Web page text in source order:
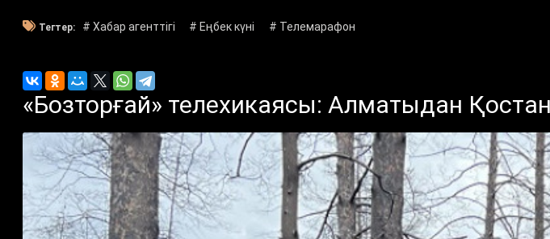
Тегтер: # Хабар агенттігі # Еңбек күні # Телемарафон
«Бозторғай» телехикаясы: Алматыдан